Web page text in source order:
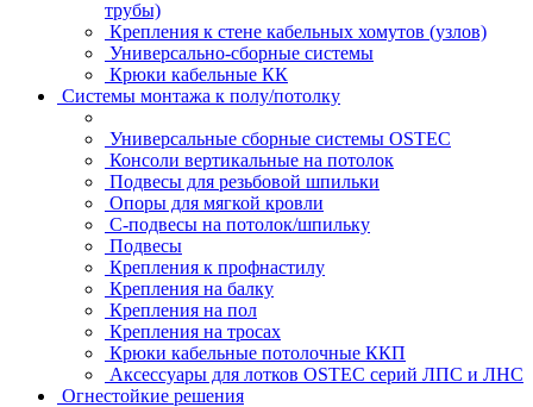
трубы)
Крепления к стене кабельных хомутов (узлов)
Универсально-сборные системы
Крюки кабельные КК
Системы монтажа к полу/потолку
Универсальные сборные системы OSTEC
Консоли вертикальные на потолок
Подвесы для резьбовой шпильки
Опоры для мягкой кровли
С-подвесы на потолок/шпильку
Подвесы
Крепления к профнастилу
Крепления на балку
Крепления на пол
Крепления на тросах
Крюки кабельные потолочные ККП
Аксессуары для лотков OSTEC серий ЛПС и ЛНС
Огнестойкие решения